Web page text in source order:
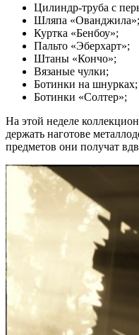
Цилиндр-труба с
Шляпа «Ованджила»;
Куртка «Бенбоу»;
Пальто «Эберхарт»;
Штаны «Кончо»;
Вязаные чулки;
Ботинки на шнурках;
Ботинки «Солтер»;
На этой неделе
держать наготове
предметов они получат